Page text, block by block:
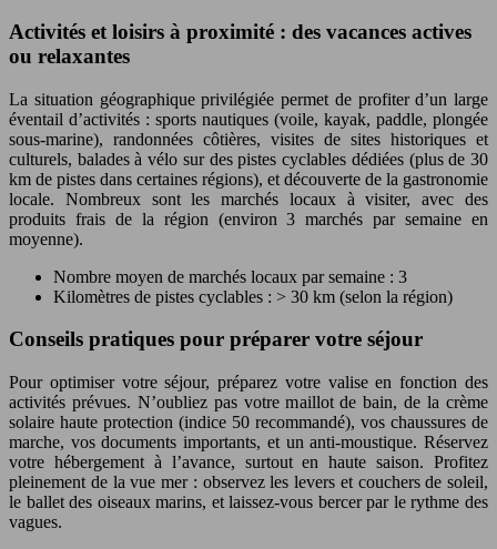
Activités et loisirs à proximité : des vacances actives
ou relaxantes
La situation géographique privilégiée permet de profiter d’un large
éventail d’activités : sports nautiques (voile, kayak, paddle, plongée
sous-marine), randonnées côtières, visites de sites historiques et
culturels, balades à vélo sur des pistes cyclables dédiées (plus de 30
km de pistes dans certaines régions), et découverte de la gastronomie
locale. Nombreux sont les marchés locaux à visiter, avec des
produits frais de la région (environ 3 marchés par semaine en
moyenne).
Nombre moyen de marchés locaux par semaine : 3
Kilomètres de pistes cyclables : > 30 km (selon la région)
Conseils pratiques pour préparer votre séjour
Pour optimiser votre séjour, préparez votre valise en fonction des
activités prévues. N’oubliez pas votre maillot de bain, de la crème
solaire haute protection (indice 50 recommandé), vos chaussures de
marche, vos documents importants, et un anti-moustique. Réservez
votre hébergement à l’avance, surtout en haute saison. Profitez
pleinement de la vue mer : observez les levers et couchers de soleil,
le ballet des oiseaux marins, et laissez-vous bercer par le rythme des
vagues.